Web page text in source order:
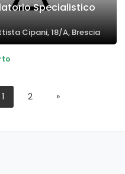
Specialistico
Cipani, 18/A, Brescia
1 2 »